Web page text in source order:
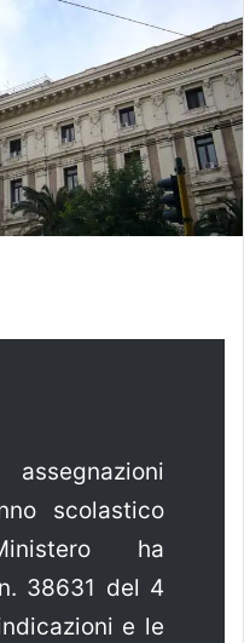
scolastico
ha
38631 del 4
e le